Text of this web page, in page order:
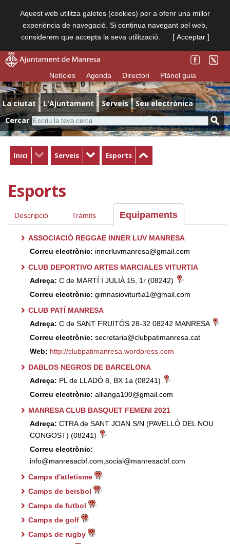
Aquest web utilitza galetes (cookies) per a oferir una millor
experiència de navegació. Si continua navegant pel web,
considerem que accepta la seva utilització.
[ Acceptar ]
Notícies Agenda Directori Plànol guia
La ciutat L'Ajuntament Serveis
Seu electrònica
Cercar
Inici Serveis Esports
Esports
Descripció Tràmits Equipaments
ASSOCIACIÓ REGGAE INNER LUV MANRESA
Correu electrònic: innerluvmanresa@gmail.com
CLUB DEPORTIVO ARTES MARCIALES VITURTIA
Adreça: C de MARTÍ I JULIÀ 15, 1r (08242)
Correu electrònic: gimnasioviturtia1@gmail.com
CLUB PATÍ MANRESA
Adreça: C de SANT FRUITÓS 28-32 08242 MANRESA
Correu electrònic: secretaria@clubpatimanresa.cat
Web: http://clubpatimanresa.wordpress.com
DABLOS NEGROS DE BARCELONA
Adreça: PL de LLADÓ 8, BX 1a (08241)
Correu electrònic: allianga100@gmail.com
MANRESA CLUB BASQUET FEMENI 2021
Adreça: CTRA de SANT JOAN S/N (PAVELLÓ DEL NOU
CONGOST) (08241)
Correu electrònic:
info@manresacbf.com,social@manresacbf.com
Camps d'atletisme
Camps de beisbol
Camps de futbol
Camps de golf
Camps de rugby